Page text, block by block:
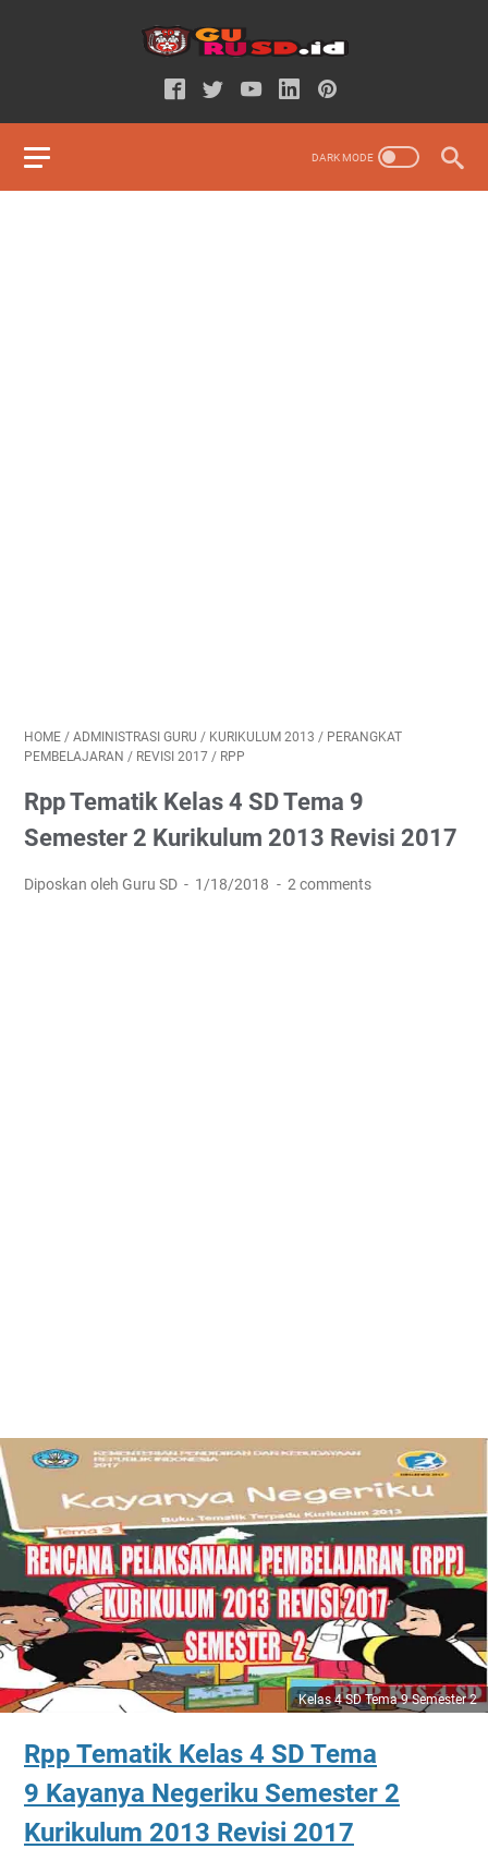
HOME / ADMINISTRASI GURU / KURIKULUM 2013 / PERANGKAT
PEMBELAJARAN / REVISI 2017 / RPP
Rpp Tematik Kelas 4 SD Tema 9
Semester 2 Kurikulum 2013 Revisi 2017
Diposkan oleh Guru SD 1/18/2018 2 comments
Kelas 4 SD Tema 9 Semester 2
Rpp Tematik Kelas 4 SD Tema
9 Kayanya Negeriku Semester 2
Kurikulum 2013 Revisi 2017